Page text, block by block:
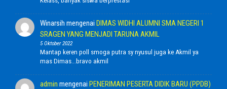
Winarsih mengenai DIMAS WIDHI ALUMNI SMA NEGERI 1
SRAGEN YANG MENJADI TARUNA AKMIL
5 Oktober 2022
Mantap keren poll smoga putra sy nyusul juga ke Akmil ya
mas Dimas...bravo akmil
admin mengenai PENERIMAN PESERTA DIDIK BARU (PPDB)